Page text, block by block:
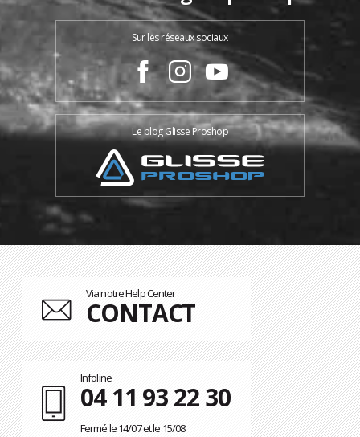
Sur les réseaux sociaux
Le blog Glisse Proshop
Via notre Help Center
CONTACT
Infoline
04 11 93 22 30
Fermé le 14/07 et le 15/08